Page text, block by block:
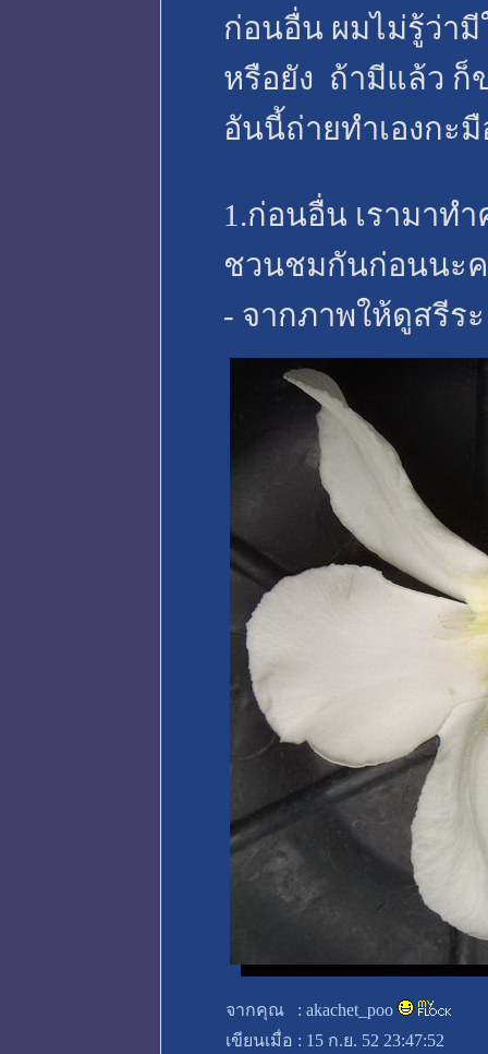
ก่อนอื่น ผมไม่รู้ว่ามี
หรือยัง ถ้ามีแล้ว ก็
อันนี้ถ่ายทำเองกะ
1.ก่อนอื่น เรามาท
ชวนชมกันก่อนนะ
- จากภาพให้ดูสรีร
จากคุณ : akachet_poo
เขียนเมื่อ : 15 ก.ย. 52 23:47:52